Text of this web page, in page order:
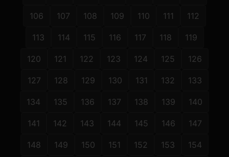
106 107 108 109 110 111 112
113 114 115 116 117 118 119
120 121 122 123 124 125 126
127 128 129 130 131 132 133
134 135 136 137 138 139 140
141 142 143 144 145 146 147
148 149 150 151 152 153 154